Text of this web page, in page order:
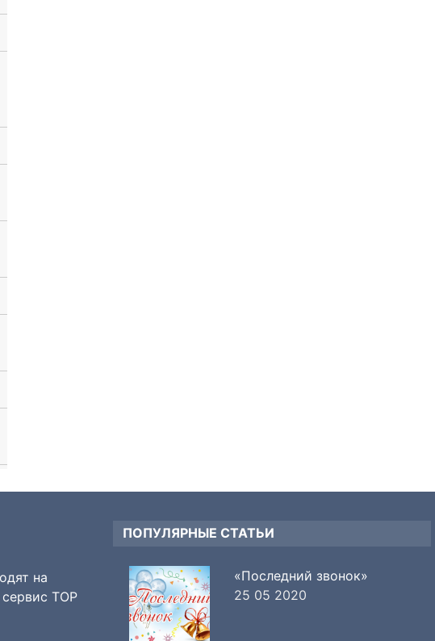
на
ТОР
ПОПУЛЯРНЫЕ СТАТЬИ
«Последний звонок»
25 05 2020